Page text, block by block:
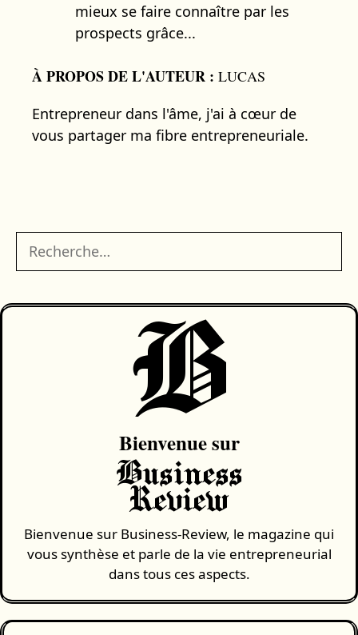
mieux se faire connaître par les
prospects grâce...
À PROPOS DE L'AUTEUR : LUCAS
Entrepreneur dans l'âme, j'ai à cœur de
vous partager ma fibre entrepreneuriale.
Rechercher :
B
Bienvenue sur
Business
Review
Bienvenue sur Business-Review, le magazine qui
vous synthèse et parle de la vie entrepreneurial
dans tous ces aspects.